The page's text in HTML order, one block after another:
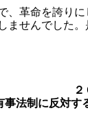
、革命を誇り
ませんでした
法制に反対す